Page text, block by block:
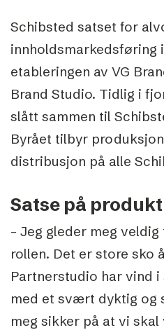
Schibsted satset for
innholdsmarkedsføring
etableringen av VG
Brand Studio. Tidlig i
slått sammen til
Byrået tilbyr
distribusjon på alle
Satse på
– Jeg gleder meg
rollen. Det er store sko
Partnerstudio har vind
med et svært dyktig og
meg sikker på at vi